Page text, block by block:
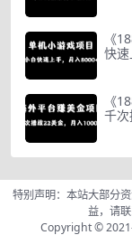
《
快
《
千
特别声明：本站大部分
益，请
Copyright ©